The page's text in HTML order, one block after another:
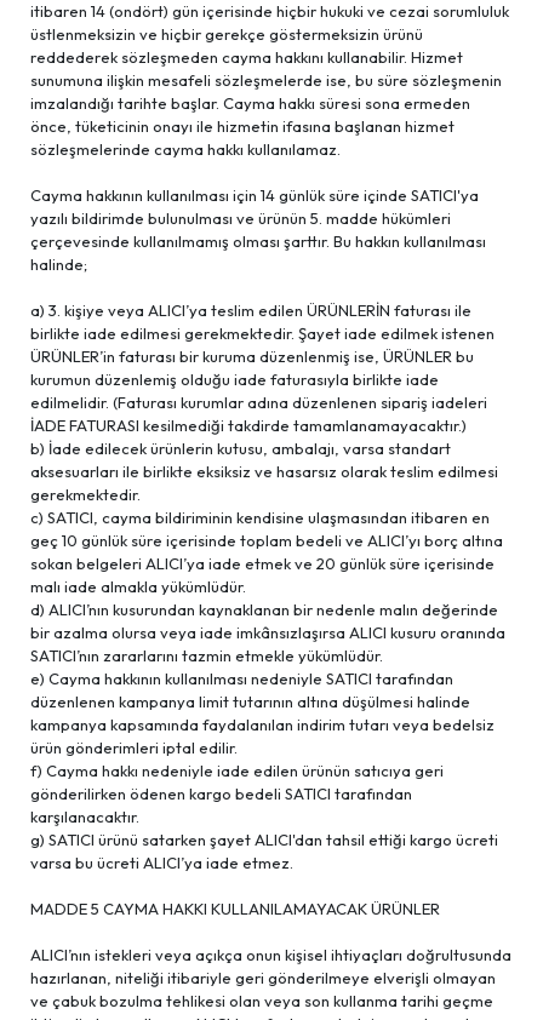
itibaren 14 (ondört) gün içerisinde hiçbir hukuki ve cezai sorumluluk
üstlenmeksizin ve hiçbir gerekçe göstermeksizin ürünü
reddederek sözleşmeden cayma hakkını kullanabilir. Hizmet
sunumuna ilişkin mesafeli sözleşmelerde ise, bu süre sözleşmenin
imzalandığı tarihte başlar. Cayma hakkı süresi sona ermeden
önce, tüketicinin onayı ile hizmetin ifasına başlanan hizmet
sözleşmelerinde cayma hakkı kullanılamaz.
Cayma hakkının kullanılması için 14 günlük süre içinde SATICI'ya
yazılı bildirimde bulunulması ve ürünün 5. madde hükümleri
çerçevesinde kullanılmamış olması şarttır. Bu hakkın kullanılması
halinde;
a) 3. kişiye veya ALICI’ya teslim edilen ÜRÜNLERİN faturası ile
birlikte iade edilmesi gerekmektedir. Şayet iade edilmek istenen
ÜRÜNLER’in faturası bir kuruma düzenlenmiş ise, ÜRÜNLER bu
kurumun düzenlemiş olduğu iade faturasıyla birlikte iade
edilmelidir. (Faturası kurumlar adına düzenlenen sipariş iadeleri
İADE FATURASI kesilmediği takdirde tamamlanamayacaktır.)
b) İade edilecek ürünlerin kutusu, ambalajı, varsa standart
aksesuarları ile birlikte eksiksiz ve hasarsız olarak teslim edilmesi
gerekmektedir.
c) SATICI, cayma bildiriminin kendisine ulaşmasından itibaren en
geç 10 günlük süre içerisinde toplam bedeli ve ALICI’yı borç altına
sokan belgeleri ALICI’ya iade etmek ve 20 günlük süre içerisinde
malı iade almakla yükümlüdür.
d) ALICI’nın kusurundan kaynaklanan bir nedenle malın değerinde
bir azalma olursa veya iade imkânsızlaşırsa ALICI kusuru oranında
SATICI’nın zararlarını tazmin etmekle yükümlüdür.
e) Cayma hakkının kullanılması nedeniyle SATICI tarafından
düzenlenen kampanya limit tutarının altına düşülmesi halinde
kampanya kapsamında faydalanılan indirim tutarı veya bedelsiz
ürün gönderimleri iptal edilir.
f) Cayma hakkı nedeniyle iade edilen ürünün satıcıya geri
gönderilirken ödenen kargo bedeli SATICI tarafından
karşılanacaktır.
g) SATICI ürünü satarken şayet ALICI'dan tahsil ettiği kargo ücreti
varsa bu ücreti ALICI’ya iade etmez.
MADDE 5 CAYMA HAKKI KULLANILAMAYACAK ÜRÜNLER
ALICI’nın istekleri veya açıkça onun kişisel ihtiyaçları doğrultusunda
hazırlanan, niteliği itibariyle geri gönderilmeye elverişli olmayan
ve çabuk bozulma tehlikesi olan veya son kullanma tarihi geçme